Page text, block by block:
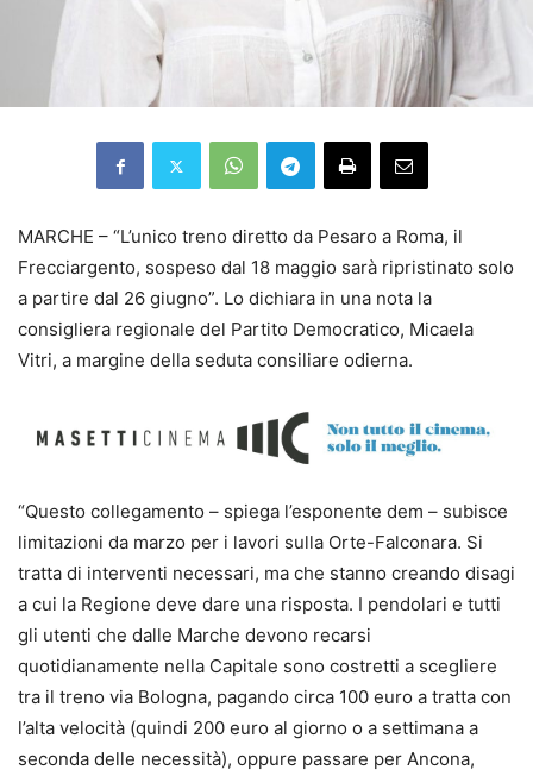
MARCHE – “L’unico treno diretto da Pesaro a Roma, il
Frecciargento, sospeso dal 18 maggio sarà ripristinato solo
a partire dal 26 giugno”. Lo dichiara in una nota la
consigliera regionale del Partito Democratico, Micaela
Vitri, a margine della seduta consiliare odierna.
“Questo collegamento – spiega l’esponente dem – subisce
limitazioni da marzo per i lavori sulla Orte-Falconara. Si
tratta di interventi necessari, ma che stanno creando disagi
a cui la Regione deve dare una risposta. I pendolari e tutti
gli utenti che dalle Marche devono recarsi
quotidianamente nella Capitale sono costretti a scegliere
tra il treno via Bologna, pagando circa 100 euro a tratta con
l’alta velocità (quindi 200 euro al giorno o a settimana a
seconda delle necessità), oppure passare per Ancona,